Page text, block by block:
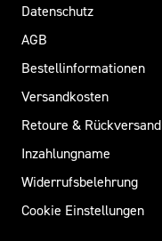
Datenschutz
AGB
Bestellinformationen
Versandkosten
Retoure & Rückversand
Inzahlungname
Widerrufsbelehrung
Cookie Einstellungen